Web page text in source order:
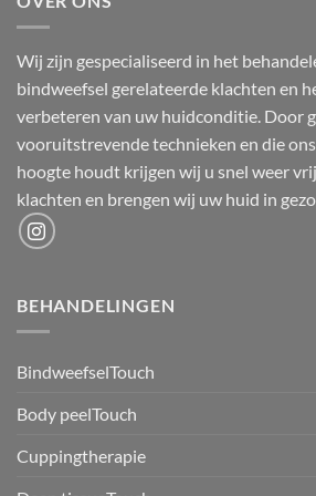
Wij zijn gespecialiseerd in het
bindweefsel gerelateerde klachten en
verbeteren van uw huidconditie. Door
vooruitstrevende technieken en die
hoogte houdt krijgen wij u snel weer
klachten en brengen wij uw huid in
BEHANDELINGEN
BindweefselTouch
Body peelTouch
Cuppingtherapie